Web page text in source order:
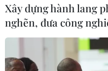
Xây dựng hành lang
nghẽn, đưa công